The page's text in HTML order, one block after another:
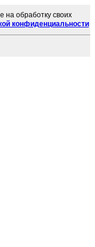
на обработку своих
конфиденциальности